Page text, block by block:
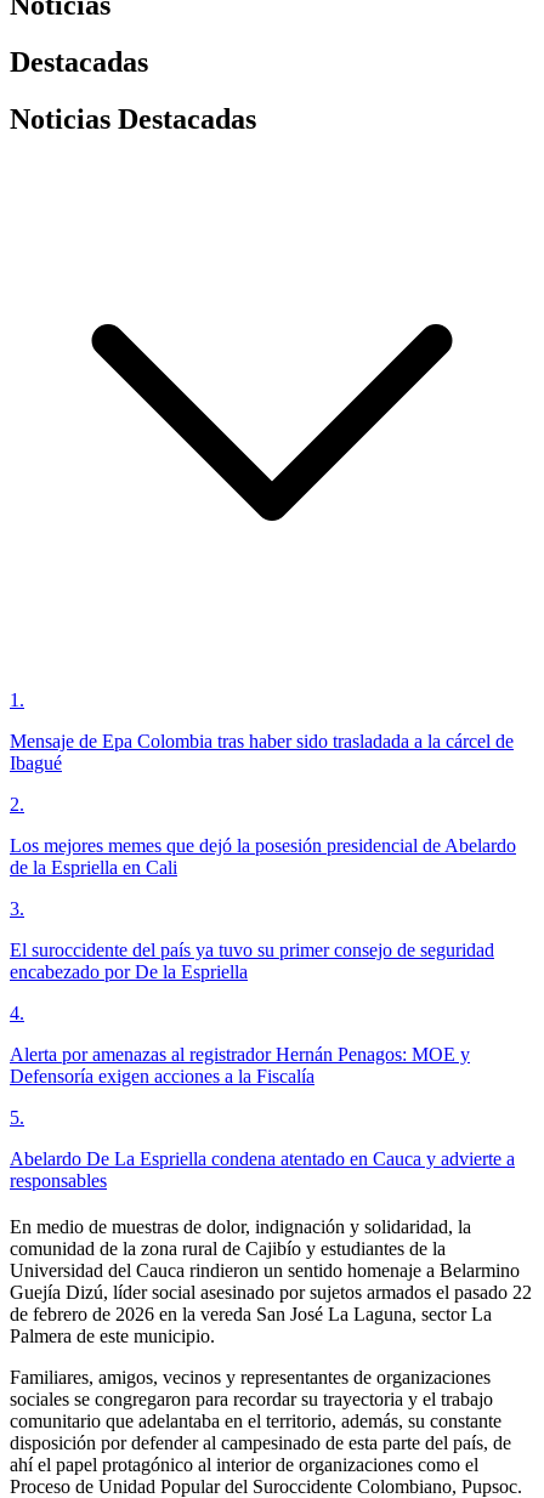
Destacadas
Noticias Destacadas
1 .
Mensaje de Epa Colombia tras haber sido trasladada a la cárcel de
Ibagué
2.
Los mejores memes que dejó la posesión presidencial de Abelardo
de la Espriella en Cali
3.
El suroccidente del país ya tuvo su primer consejo de seguridad
encabezado por De la Espriella
4.
Alerta por amenazas al registrador Hernán Penagos: MOE y
Defensoría exigen acciones a la Fiscalía
5.
Abelardo De La Espriella condena atentado en Cauca y advierte a
responsables
En medio de muestras de dolor, indignación y solidaridad, la
comunidad de la zona rural de Cajibío y estudiantes de la
Universidad del Cauca rindieron un sentido homenaje a Belarmino
Guejía Dizú, líder social asesinado por sujetos armados el pasado 22
de febrero de 2026 en la vereda San José La Laguna, sector La
Palmera de este municipio.
Familiares, amigos, vecinos y representantes de organizaciones
sociales se congregaron para recordar su trayectoria y el trabajo
comunitario que adelantaba en el territorio, además, su constante
disposición por defender al campesinado de esta parte del país, de
ahí el papel protagónico al interior de organizaciones como el
Proceso de Unidad Popular del Suroccidente Colombiano, Pupsoc.